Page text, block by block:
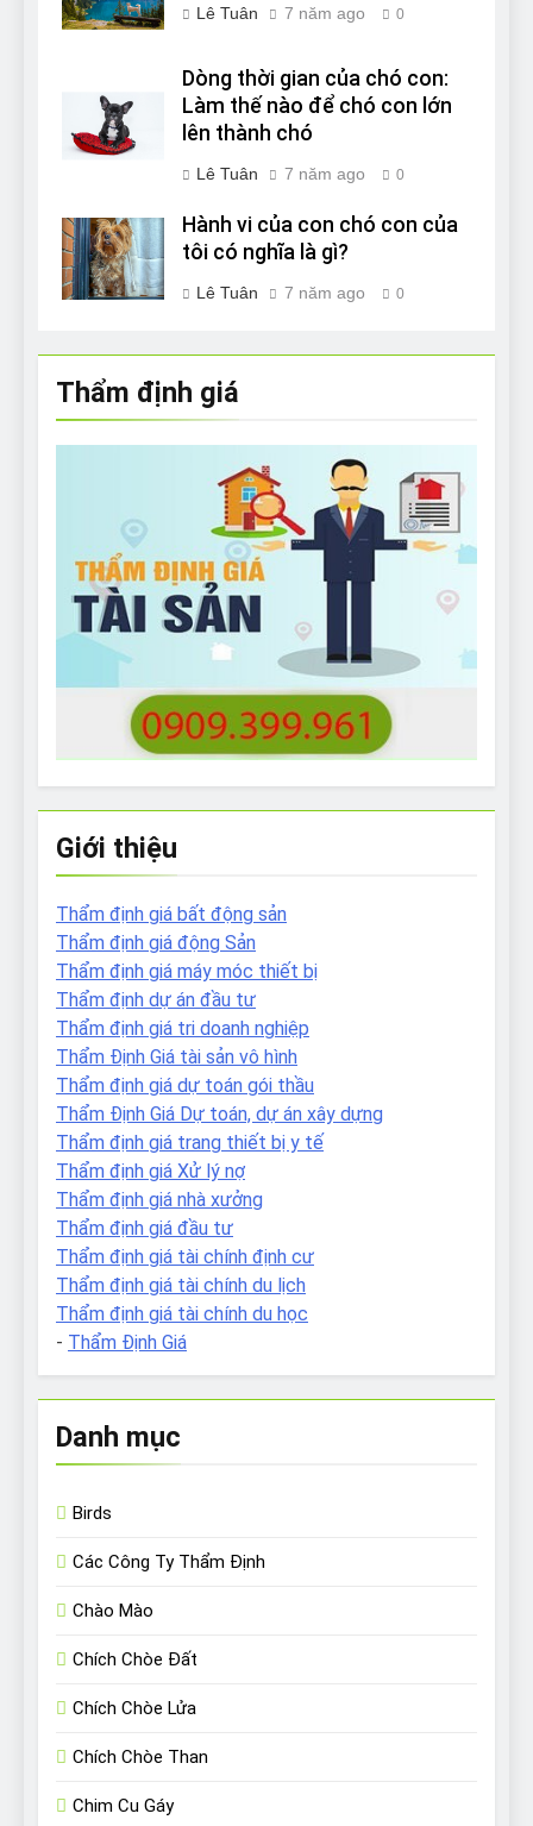
Lê Tuân 7 năm ago 0
Dòng thời gian của chó con:
Làm thế nào để chó con lớn
lên thành chó
Lê Tuân 7 năm ago 0
Hành vi của con chó con của
tôi có nghĩa là gì?
Lê Tuân 7 năm ago 0
Thẩm định giá
Giới thiệu
Thẩm định giá bất động sản
Thẩm định giá động Sản
Thẩm định giá máy móc thiết bị
Thẩm định dự án đầu tư
Thẩm định giá tri doanh nghiệp
Thẩm Định Giá tài sản vô hình
Thẩm định giá dự toán gói thầu
Thẩm Định Giá Dự toán, dự án xây dựng
Thẩm định giá trang thiết bị y tế
Thẩm định giá Xử lý nợ
Thẩm định giá nhà xưởng
Thẩm định giá đầu tư
Thẩm định giá tài chính định cư
Thẩm định giá tài chính du lịch
Thẩm định giá tài chính du học
- Thẩm Định Giá
Danh mục
Birds
Các Công Ty Thẩm Định
Chào Mào
Chích Chòe Đất
Chích Chòe Lửa
Chích Chòe Than
Chim Cu Gáy